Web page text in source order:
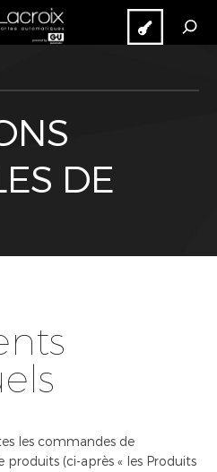
Extranet
DE
les commandes de
produits (ci-après « les Produits